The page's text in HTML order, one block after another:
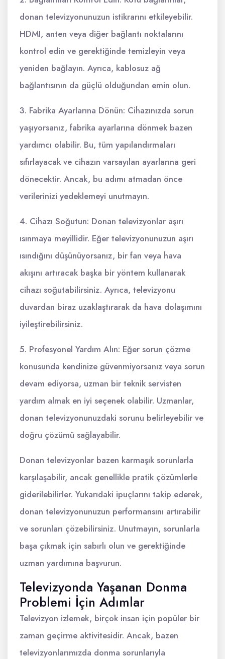
donan televizyonunuzun istikrarını etkileyebilir.
HDMI, anten veya diğer bağlantı noktalarını
kontrol edin ve gerektiğinde temizleyin veya
yeniden bağlayın. Ayrıca, kablosuz ağ
bağlantısının da güçlü olduğundan emin olun.
3. Fabrika Ayarlarına Dönün: Cihazınızda sorun
yaşıyorsanız, fabrika ayarlarına dönmek bazen
yardımcı olabilir. Bu, tüm yapılandırmaları
sıfırlayacak ve cihazın varsayılan ayarlarına geri
dönecektir. Ancak, bu adımı atmadan önce
verilerinizi yedeklemeyi unutmayın.
4. Cihazı Soğutun: Donan televizyonlar aşırı
ısınmaya meyillidir. Eğer televizyonunuzun aşırı
ısındığını düşünüyorsanız, bir fan veya hava
akışını artıracak başka bir yöntem kullanarak
cihazı soğutabilirsiniz. Ayrıca, televizyonu
duvardan biraz uzaklaştırarak da hava dolaşımını
iyileştirebilirsiniz.
5. Profesyonel Yardım Alın: Eğer sorun çözme
konusunda kendinize güvenmiyorsanız veya sorun
devam ediyorsa, uzman bir teknik servisten
yardım almak en iyi seçenek olabilir. Uzmanlar,
donan televizyonunuzdaki sorunu belirleyebilir ve
doğru çözümü sağlayabilir.
Donan televizyonlar bazen karmaşık sorunlarla
karşılaşabilir, ancak genellikle pratik çözümlerle
giderilebilirler. Yukarıdaki ipuçlarını takip ederek,
donan televizyonunuzun performansını artırabilir
ve sorunları çözebilirsiniz. Unutmayın, sorunlarla
başa çıkmak için sabırlı olun ve gerektiğinde
uzman yardımına başvurun.
Televizyonda Yaşanan Donma
Problemi İçin Adımlar
Televizyon izlemek, birçok insan için popüler bir
zaman geçirme aktivitesidir. Ancak, bazen
televizyonlarımızda donma sorunlarıyla